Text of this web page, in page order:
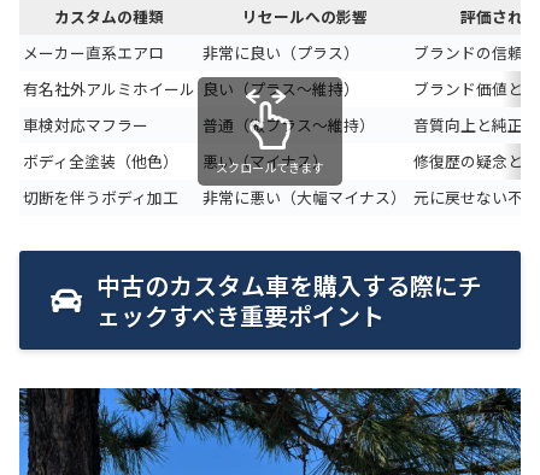
カスタムの種類 リセールへの影響
評価され
メーカー直系エアロ
非常に良い（プラス）
ブランドの信頼
有名社外アルミホイール 良い（プラス〜維持）
ブランド価値と
車検対応マフラー
普通（微プラス〜維持）
音質向上と純正
ボディ全塗装（他色）
悪い（マイナス）
修復歴の疑念と
切断を伴うボディ加工
非常に悪い（大幅マイナス） 元に戻せない不
スクロールできます
中古のカスタム車を購入する際にチ
ェックすべき重要ポイント